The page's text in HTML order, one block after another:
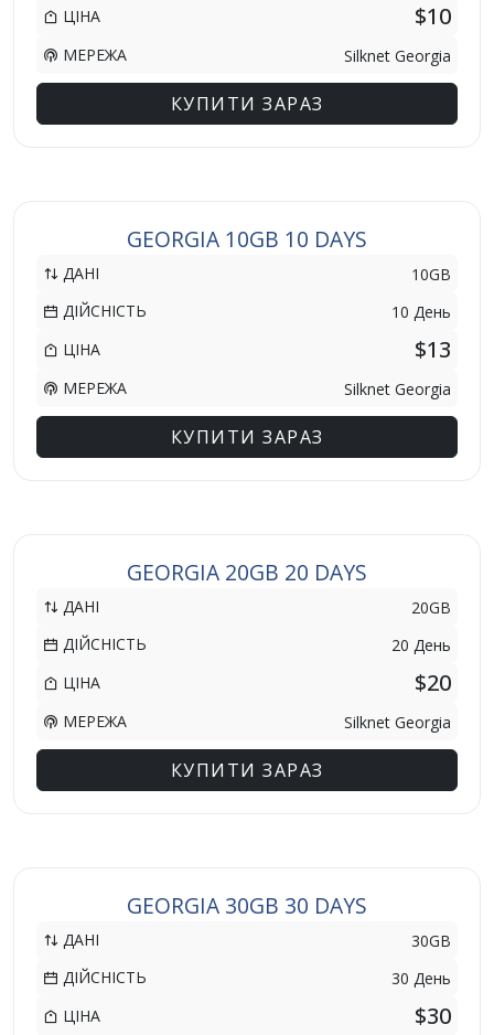
ЦІНА
$10
МЕРЕЖА Silknet Georgia
КУПИТИ ЗАРАЗ
GEORGIA 10GB 10 DAYS
ДАНІ
10GB
ДІЙСНІСТЬ
10 День
ЦІНА
$13
МЕРЕЖА Silknet Georgia
КУПИТИ ЗАРАЗ
GEORGIA 20GB 20 DAYS
ДАНІ
20GB
ДІЙСНІСТЬ
20 День
ЦІНА
$20
МЕРЕЖА Silknet Georgia
КУПИТИ ЗАРАЗ
GEORGIA 30GB 30 DAYS
ДАНІ
30GB
ДІЙСНІСТЬ
30 День
ЦІНА
$30